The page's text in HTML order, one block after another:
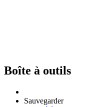
Boîte à outils
Sauvegarder